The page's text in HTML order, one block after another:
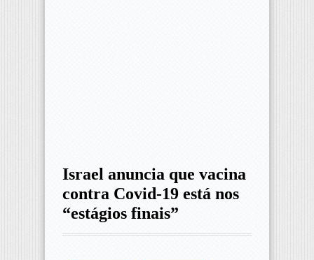
Israel anuncia que vacina
contra Covid-19 está nos
“estágios finais”